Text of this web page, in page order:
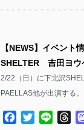
【NEWS】イベン
SHELTER 吉田ヨ
2/22（日）に下北沢
PAELLAS他が出演する
Facebook
TwitterLine